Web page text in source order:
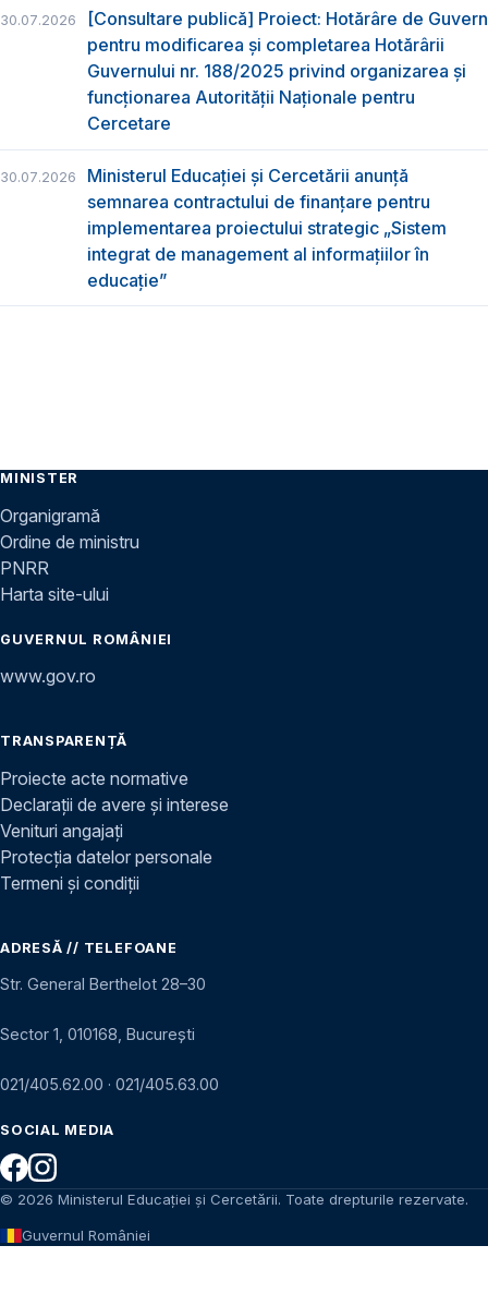
30.07.2026
[Consultare publică] Proiect: Hotărâre de Guvern
pentru modificarea și completarea Hotărârii
Guvernului nr. 188/2025 privind organizarea şi
funcţionarea Autorităţii Naţionale pentru
Cercetare
30.07.2026
Ministerul Educației și Cercetării anunță
semnarea contractului de finanțare pentru
implementarea proiectului strategic „Sistem
integrat de management al informațiilor în
educație”
MINISTER
Organigramă
Ordine de ministru
PNRR
Harta site-ului
GUVERNUL ROMÂNIEI
www.gov.ro
TRANSPARENȚĂ
Proiecte acte normative
Declarații de avere și interese
Venituri angajați
Protecția datelor personale
Termeni și condiții
ADRESĂ // TELEFOANE
Str. General Berthelot 28–30
Sector 1, 010168, București
021/405.62.00 · 021/405.63.00
SOCIAL MEDIA
© 2026 Ministerul Educației și Cercetării. Toate drepturile rezervate.
Guvernul României